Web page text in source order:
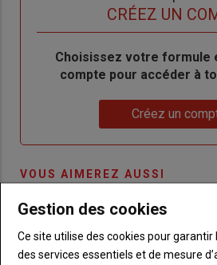
CRÉEZ UN
BodyChoisissez votre formule
compte pour accéder à
Créez un
VOUS AIMEREZ AUSSI
Gestion des cookies
Ce site utilise des cookies pour
des services essentiels et de mesure